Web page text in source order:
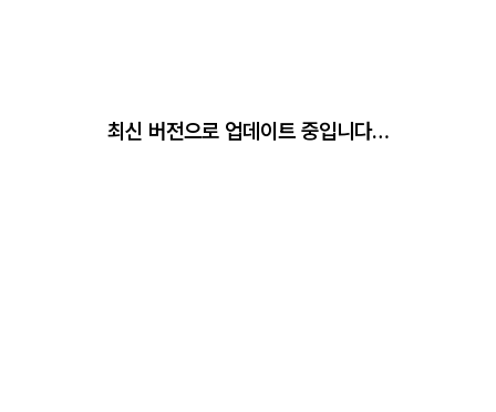
최신 버전으로 업데이트 중입니다…